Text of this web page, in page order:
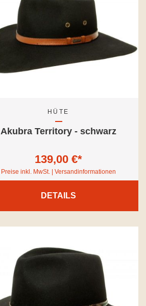
HÜTE
Akubra Territory - schwarz
139,00 €*
Preise inkl. MwSt. | Versandinformationen
DETAILS